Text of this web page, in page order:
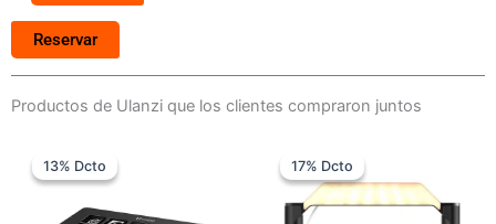
Reservar
Productos de Ulanzi que los clientes compraron juntos
13% Dcto
13% Dcto
original
$ 399.000.
17% Dcto
17% Dcto
original
era:
es:
$